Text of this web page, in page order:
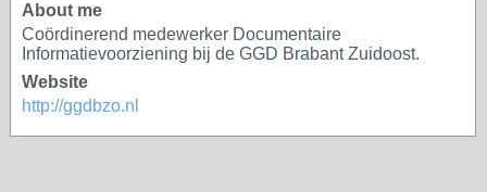
About me
Coördinerend medewerker Documentaire
Informatievoorziening bij de GGD Brabant Zuidoost.
Website
http://ggdbzo.nl